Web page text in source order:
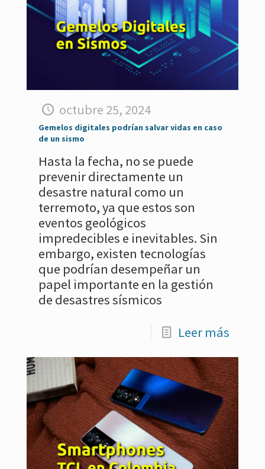
octubre 25, 2024
Gemelos digitales podrían salvar vidas en caso
de un sismo
Hasta la fecha, no se puede
prevenir directamente un
desastre natural como un
terremoto, ya que estos son
eventos geológicos
impredecibles e inevitables. Sin
embargo, existen tecnologías
que podrían desempeñar un
papel importante en la gestión
de desastres sísmicos
Leer más